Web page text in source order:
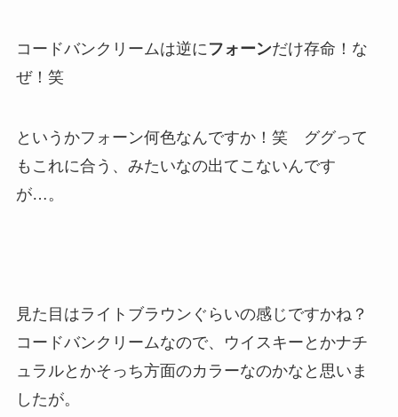
コードバンクリームは逆に フォーンだけ存命！な
ぜ！笑
というかフォーン何色なんですか！笑 ググって
もこれに合う、みたいなの出てこないんです
が…。
見た目はライトブラウンぐらいの感じですかね？
コードバンクリームなので、ウイスキーとかナチ
ュラルとかそっち方面のカラーなのかなと思いま
したが。